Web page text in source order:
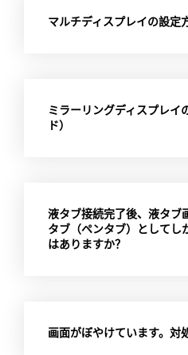
マルチディスプレイの設定
ミラーリングディスプレイ
ド）
液タブ接続完了後、液タブ
タブ（ペンタブ）としてし
はありますか？
画面がぼやけています。対